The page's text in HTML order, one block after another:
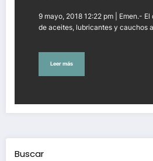
9 mayo, 2018 12:22 pm | Emen.-
de aceites, lubricantes y cauchos
Leer más
Buscar